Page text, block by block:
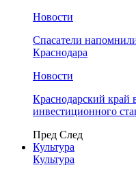
Новости
Спасатели
Краснодара
Новости
Краснодарский край
инвестиционного
Пред След
Культура
Культура